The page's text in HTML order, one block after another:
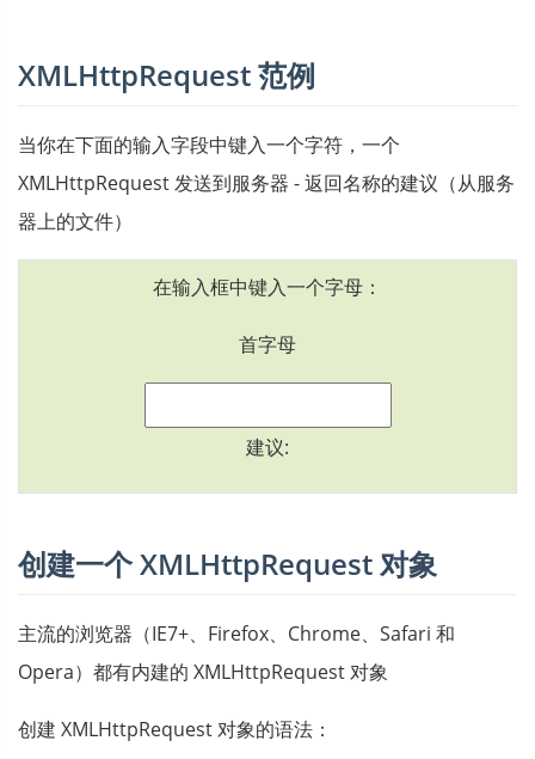
XMLHttpRequest 范例
当你在下面的输入字段中键入一个字符，一个
XMLHttpRequest 发送到服务器 - 返回名称的建议（从服务
器上的文件）
在输入框中键入一个字母：
首字母
建议:
创建一个 XMLHttpRequest 对象
主流的浏览器（IE7+、Firefox、Chrome、Safari 和
Opera）都有内建的 XMLHttpRequest 对象
创建 XMLHttpRequest 对象的语法：